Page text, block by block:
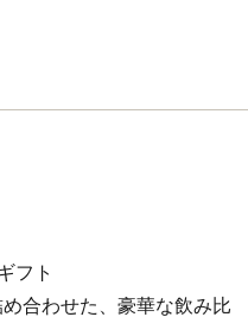
フト
合わせた、豪華な飲み比